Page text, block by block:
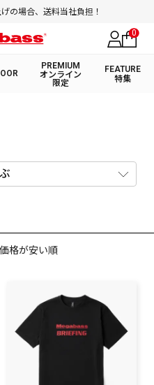
の場合、送料当社負担！
0
PREMIUM
オンライン
限定
FEATURE
特集
価格が安い順